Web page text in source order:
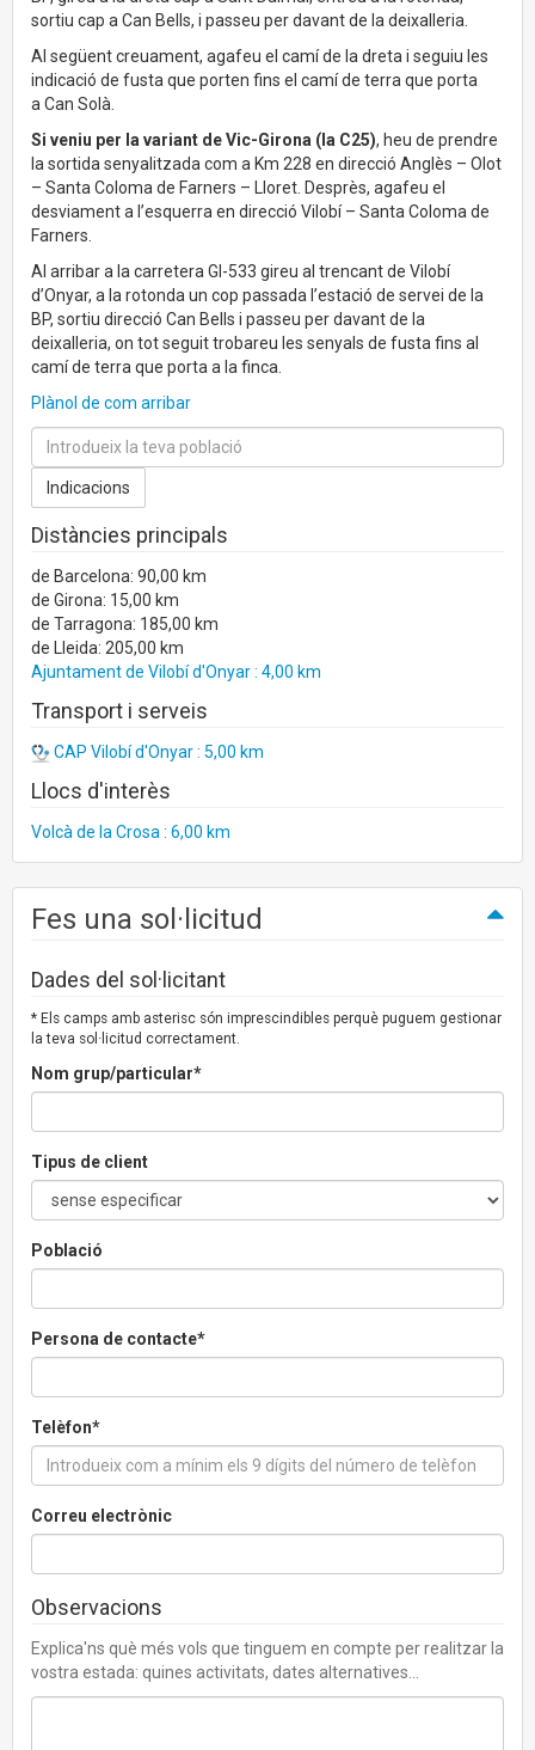
sortiu cap a Can Bells, i passeu per davant de la deixalleria.
Al següent creuament, agafeu el camí de la dreta i seguiu les
indicació de fusta que porten fins el camí de terra que porta
a Can Solà.
Si veniu per la variant de Vic-Girona (la C25), heu de prendre
la sortida senyalitzada com a Km 228 en direcció Anglès – Olot
– Santa Coloma de Farners – Lloret. Desprès, agafeu el
desviament a l’esquerra en direcció Vilobí – Santa Coloma de
Farners.
Al arribar a la carretera GI-533 gireu al trencant de Vilobí
d’Onyar, a la rotonda un cop passada l’estació de servei de la
BP, sortiu direcció Can Bells i passeu per davant de la
deixalleria, on tot seguit trobareu les senyals de fusta fins al
camí de terra que porta a la finca.
Plànol de com arribar
Distàncies principals
de Barcelona: 90,00 km
de Girona: 15,00 km
de Tarragona: 185,00 km
de Lleida: 205,00 km
Ajuntament de Vilobí d'Onyar : 4,00 km
Transport i serveis
CAP Vilobí d'Onyar : 5,00 km
Llocs d'interès
Volcà de la Crosa : 6,00 km
Fes una sol·licitud
Dades del sol·licitant
* Els camps amb asterisc són imprescindibles perquè puguem gestionar
la teva sol·licitud correctament.
Nom grup/particular*
Tipus de client
Població
Persona de contacte*
Telèfon*
Correu electrònic
Observacions
Explica'ns què més vols que tinguem en compte per realitzar la
vostra estada: quines activitats, dates alternatives...